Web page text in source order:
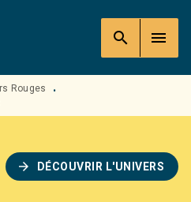
search menu
Rouges
•
arrow_forward DÉCOUVRIR L'UNIVERS